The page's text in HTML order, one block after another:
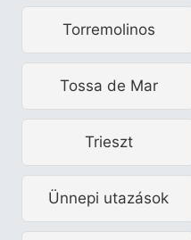
Torremolinos
Tossa de Mar
Trieszt
Ünnepi utazások